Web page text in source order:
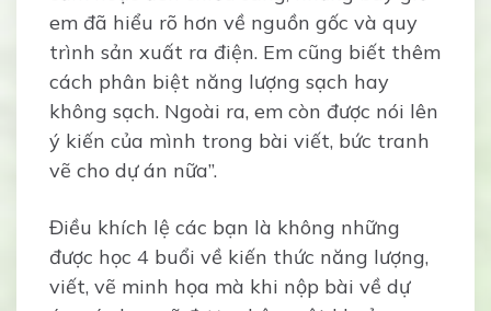
em đã hiểu rõ hơn về nguồn gốc và quy
trình sản xuất ra điện. Em cũng biết thêm
cách phân biệt năng lượng sạch hay
không sạch. Ngoài ra, em còn được nói lên
ý kiến của mình trong bài viết, bức tranh
vẽ cho dự án nữa”.
Điều khích lệ các bạn là không những
được học 4 buổi về kiến thức năng lượng,
viết, vẽ minh họa mà khi nộp bài về dự